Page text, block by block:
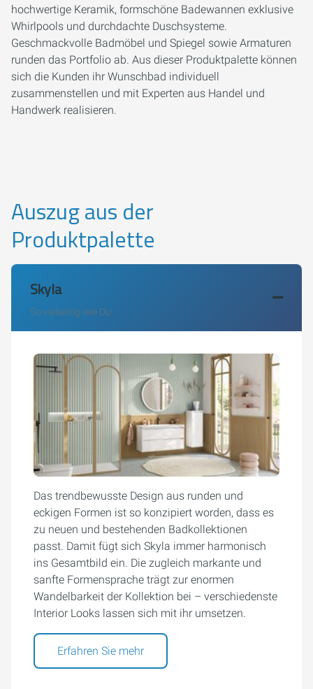
hochwertige Keramik, formschöne Badewannen exklusive
Whirlpools und durchdachte Duschsysteme.
Geschmackvolle Badmöbel und Spiegel sowie Armaturen
runden das Portfolio ab. Aus dieser Produktpalette können
sich die Kunden ihr Wunschbad individuell
zusammenstellen und mit Experten aus Handel und
Handwerk realisieren.
Auszug aus der
Produktpalette
Skyla
So vielseitig wie Du
Das trendbewusste Design aus runden und
eckigen Formen ist so konzipiert worden, dass es
zu neuen und bestehenden Badkollektionen
passt. Damit fügt sich Skyla immer harmonisch
ins Gesamtbild ein. Die zugleich markante und
sanfte Formensprache trägt zur enormen
Wandelbarkeit der Kollektion bei – verschiedenste
Interior Looks lassen sich mit ihr umsetzen.
Erfahren Sie mehr